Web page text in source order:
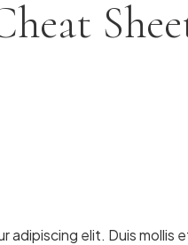
adipiscing elit. Duis mollis